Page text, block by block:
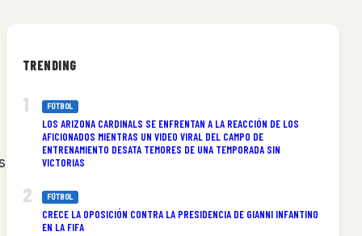
TRENDING
FÚTBOL
LOS ARIZONA CARDINALS SE ENFRENTAN A LA REACCIÓN DE LOS
AFICIONADOS MIENTRAS UN VIDEO VIRAL DEL CAMPO DE
ENTRENAMIENTO DESATA TEMORES DE UNA TEMPORADA SIN
VICTORIAS
FÚTBOL
CRECE LA OPOSICIÓN CONTRA LA PRESIDENCIA DE GIANNI INFANTINO
EN LA FIFA